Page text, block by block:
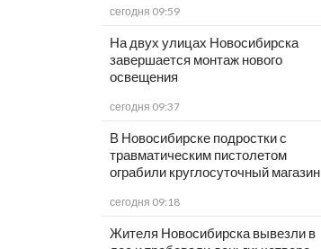
сегодня 09:59
На двух улицах Новосибирска
завершается монтаж нового
освещения
сегодня 09:37
В Новосибирске подростки с
травматическим пистолетом
ограбили круглосуточный магазин
сегодня 09:18
Жителя Новосибирска вывезли в